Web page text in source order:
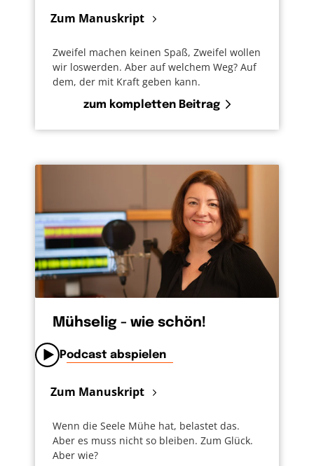
Zum Manuskript
Zweifel machen keinen Spaß, Zweifel wollen
wir loswerden. Aber auf welchem Weg? Auf
dem, der mit Kraft geben kann.
zum kompletten Beitrag
Mühselig - wie schön!
Podcast abspielen
Zum Manuskript
Wenn die Seele Mühe hat, belastet das.
Aber es muss nicht so bleiben. Zum Glück.
Aber wie?